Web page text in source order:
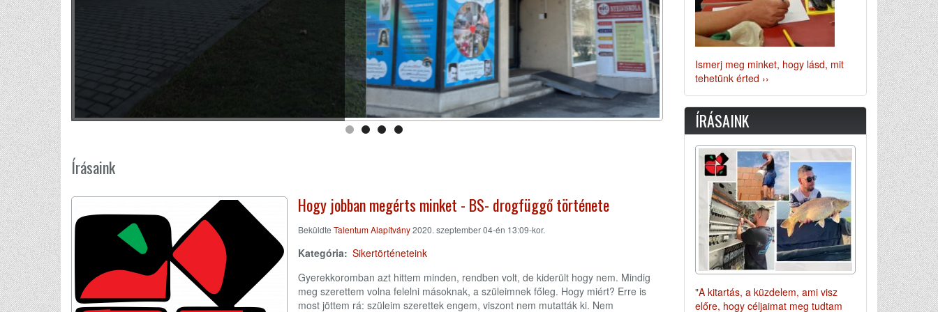
Írásaink
Hogy jobban megérts minket - BS- drogfüggő története
Beküldte Talentum Alapítvány2020. szeptember 04-én 13:09-kor.
Kategória
Sikertörténeteink
Gyerekkoromban azt hittem minden, rendben volt, de kiderült hogy nem. Mindig
meg szerettem volna felelni másoknak, a szüleimnek főleg. Hogy miért? Erre is
most jöttem rá: szüleim szerettek engem, viszont nem mutatták ki. Nem
Ismerj meg minket, hogy lásd, mit
tehetünk érted ››
ÍRÁSAINK
"A kitartás, a küzdelem, ami visz
előre, hogy céljaimat meg tudtam